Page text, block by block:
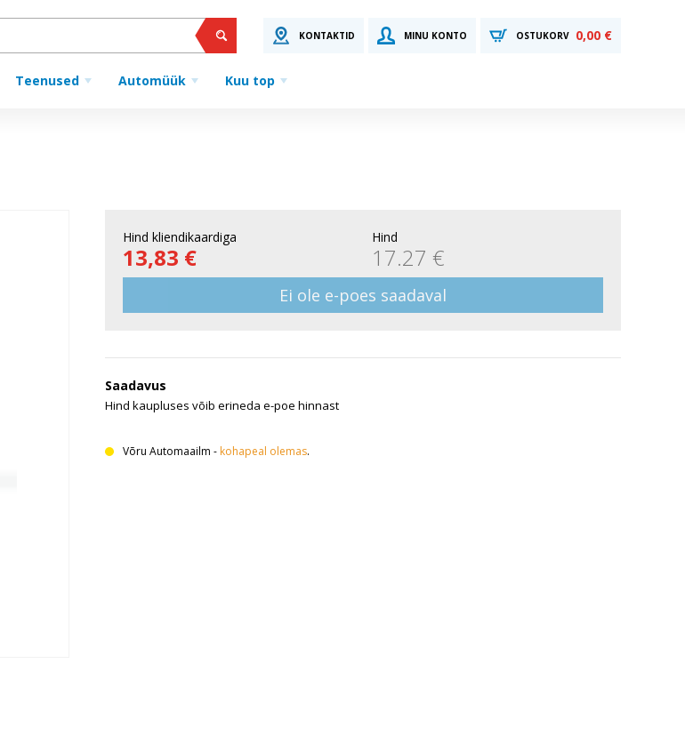
KONTAKTID MINU KONTO OSTUKORV 0,00 €
Teenused Automüük Kuu top
Hind kliendikaardiga
13,83 €
Hind
17.27 €
Ei ole e-poes saadaval
Saadavus
Hind kaupluses võib erineda e-poe hinnast
Võru Automaailm - kohapeal olemas.